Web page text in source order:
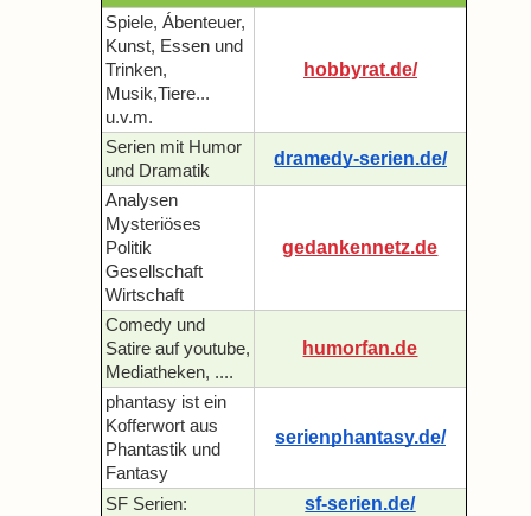
Spiele, Ábenteuer,
Kunst, Essen und
Trinken,
Musik,Tiere...
u.v.m.
hobbyrat.de/
Serien mit Humor
und Dramatik
dramedy-serien.de/
Analysen
Mysteriöses
Politik
Gesellschaft
Wirtschaft
gedankennetz.de
Comedy und
Satire auf youtube,
Mediatheken, ....
humorfan.de
phantasy ist ein
Kofferwort aus
Phantastik und
Fantasy
serienphantasy.de/
SF Serien: sf-serien.de/